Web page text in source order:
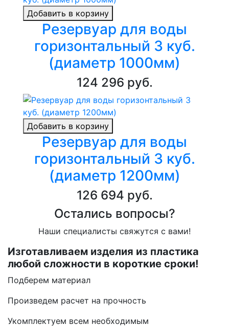
Добавить в корзину
Резервуар для воды
горизонтальный 3 куб.
(диаметр 1000мм)
124 296 руб.
Добавить в корзину
Резервуар для воды
горизонтальный 3 куб.
(диаметр 1200мм)
126 694 руб.
Остались вопросы?
Наши специалисты свяжутся с вами!
Изготавливаем изделия из пластика
любой сложности в короткие сроки!
Подберем материал
Произведем расчет на прочность
Укомплектуем всем необходимым